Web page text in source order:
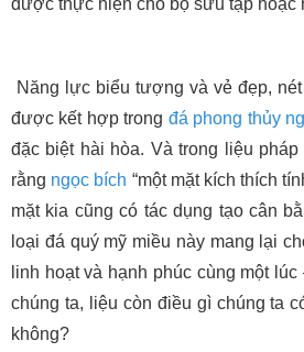
Năng lực biểu tượng và vẻ đẹp,
được kết hợp trong đá phong thủy
đặc biệt hài hòa. Và trong liệu
rằng ngọc bích “một mặt kích thích
mặt kia cũng có tác dụng tạo cân
loại đá quý mỹ miều này mang lại
linh hoạt và hạnh phúc cùng một
chúng ta, liệu còn điều gì chúng ta
không?